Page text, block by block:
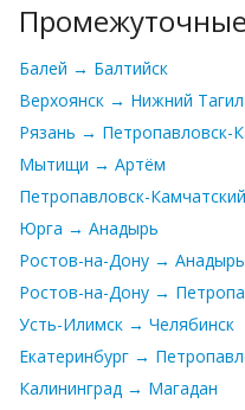
Балей → Балтийск
Верхоянск → Нижний Тагил
Рязань → Петропавловск-
Мытищи → Артём
Петропавловск-
Юрга → Анадырь
Ростов-на-Дону → Анадырь
Ростов-на-Дону →
Усть-Илимск → Челябинск
Екатеринбург →
Калининград → Магадан